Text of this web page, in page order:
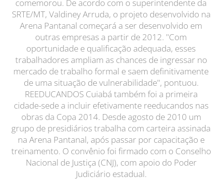
comemorou. De acordo com o superintendente da
SRTE/MT, Valdiney Arruda, o projeto desenvolvido na
Arena Pantanal começará a ser desenvolvido em
outras empresas a partir de 2012. "Com
oportunidade e qualificação adequada, esses
trabalhadores ampliam as chances de ingressar no
mercado de trabalho formal e saem definitivamente
de uma situação de vulnerabilidade", pontuou.
REEDUCANDOS Cuiabá também foi a primeira
cidade-sede a incluir efetivamente reeducandos nas
obras da Copa 2014. Desde agosto de 2010 um
grupo de presidiários trabalha com carteira assinada
na Arena Pantanal, após passar por capacitação e
treinamento. O convênio foi firmado com o Conselho
Nacional de Justiça (CNJ), com apoio do Poder
Judiciário estadual.